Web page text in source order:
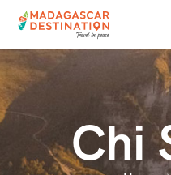
Chi